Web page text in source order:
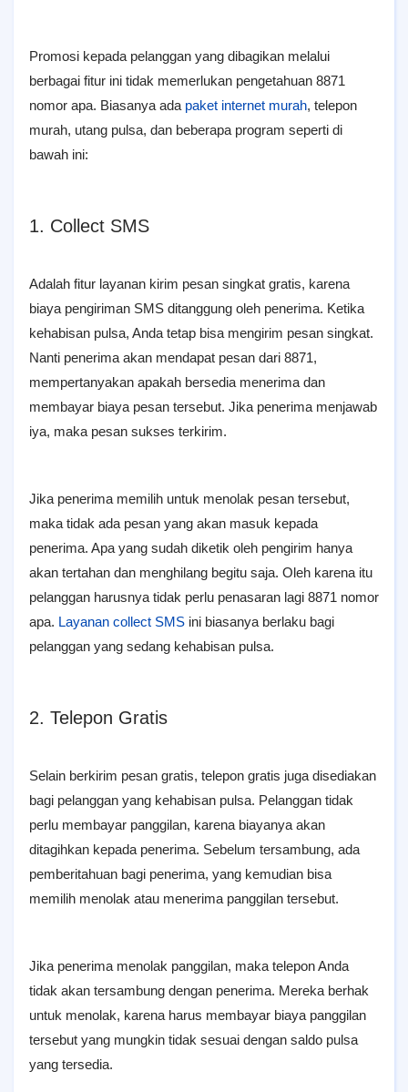
Promosi kepada pelanggan yang dibagikan melalui
berbagai fitur ini tidak memerlukan pengetahuan 8871
nomor apa. Biasanya ada paket internet murah, telepon
murah, utang pulsa, dan beberapa program seperti di
bawah ini:
1. Collect SMS
Adalah fitur layanan kirim pesan singkat gratis, karena
biaya pengiriman SMS ditanggung oleh penerima. Ketika
kehabisan pulsa, Anda tetap bisa mengirim pesan singkat.
Nanti penerima akan mendapat pesan dari 8871,
mempertanyakan apakah bersedia menerima dan
membayar biaya pesan tersebut. Jika penerima menjawab
iya, maka pesan sukses terkirim.
Jika penerima memilih untuk menolak pesan tersebut,
maka tidak ada pesan yang akan masuk kepada
penerima. Apa yang sudah diketik oleh pengirim hanya
akan tertahan dan menghilang begitu saja. Oleh karena itu
pelanggan harusnya tidak perlu penasaran lagi 8871 nomor
apa. Layanan collect SMS ini biasanya berlaku bagi
pelanggan yang sedang kehabisan pulsa.
2. Telepon Gratis
Selain berkirim pesan gratis, telepon gratis juga disediakan
bagi pelanggan yang kehabisan pulsa. Pelanggan tidak
perlu membayar panggilan, karena biayanya akan
ditagihkan kepada penerima. Sebelum tersambung, ada
pemberitahuan bagi penerima, yang kemudian bisa
memilih menolak atau menerima panggilan tersebut.
Jika penerima menolak panggilan, maka telepon Anda
tidak akan tersambung dengan penerima. Mereka berhak
untuk menolak, karena harus membayar biaya panggilan
tersebut yang mungkin tidak sesuai dengan saldo pulsa
yang tersedia.